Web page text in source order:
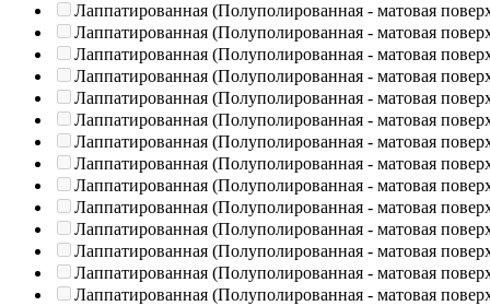
Лаппатированная (Полуполированная - матовая
Лаппатированная (Полуполированная - матовая
Лаппатированная (Полуполированная - матовая
Лаппатированная (Полуполированная - матовая
Лаппатированная (Полуполированная - матовая
Лаппатированная (Полуполированная - матовая
Лаппатированная (Полуполированная - матовая
Лаппатированная (Полуполированная - матовая
Лаппатированная (Полуполированная - матовая
Лаппатированная (Полуполированная - матовая
Лаппатированная (Полуполированная - матовая
Лаппатированная (Полуполированная - матовая
Лаппатированная (Полуполированная - матовая
Лаппатированная (Полуполированная - матовая